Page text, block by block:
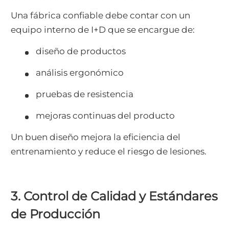
Una fábrica confiable debe contar con un
equipo interno de I+D que se encargue de:
diseño de productos
análisis ergonómico
pruebas de resistencia
mejoras continuas del producto
Un buen diseño mejora la eficiencia del
entrenamiento y reduce el riesgo de lesiones.
3. Control de Calidad y Estándares
de Producción